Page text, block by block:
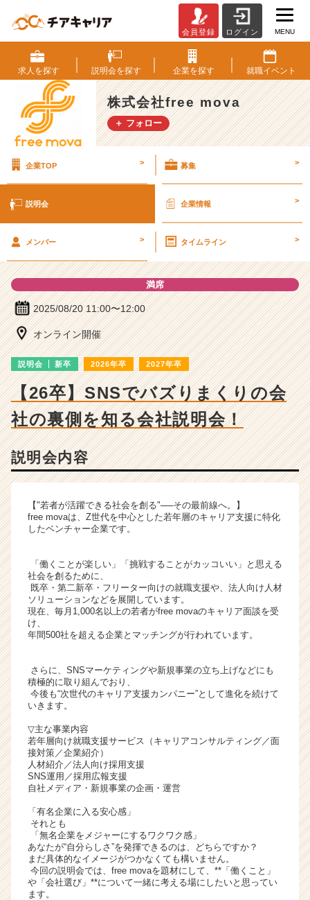
式
会
社
f
r
e
v
説
ベ
ャ
ー・
成
長
企
業
ス
ウ
ト
が
く
活
サ
ト
キ
ャ
（C
e
e
r
C
r
e
e
r）
会員登録 ログイン MENU
求人を探す 説明会を探す 企業を探す 就職イベント
株式会社free mova
＋ フォロー
企業TOP > 募集 >
説明会 企業情報 >
メンバー > タイムライン >
満席
2025/08/20 11:00〜12:00
オンライン開催
説明会 新卒 2026年卒 2027年卒
【26卒】SNSでバズりまくりの会
社の裏側を知る会社説明会！
説明会内容
【"若者が活躍できる社会を創る"──その最前線へ。】
free movaは、Z世代を中心とした若年層のキャリア支援に特化
したベンチャー企業です。
「働くことが楽しい」「挑戦することがカッコいい」と思える
社会を創るために、
既卒・第二新卒・フリーター向けの就職支援や、法人向け人材
ソリューションなどを展開しています。
現在、毎月1,000名以上の若者がfree movaのキャリア面談を受
け、
年間500社を超える企業とマッチングが行われています。
さらに、SNSマーケティングや新規事業の立ち上げなどにも
積極的に取り組んでおり、
今後も“次世代のキャリア支援カンパニー”として進化を続けて
いきます。
▽主な事業内容
若年層向け就職支援サービス（キャリアコンサルティング／面
接対策／企業紹介）
人材紹介／法人向け採用支援
SNS運用／採用広報支援
自社メディア・新規事業の企画・運営
「有名企業に入る安心感」
それとも
「無名企業をメジャーにするワクワク感」
あなたが“自分らしさ”を発揮できるのは、どちらですか？
まだ具体的なイメージがつかなくても構いません。
今回の説明会では、free movaを題材にして、**「働くこと」
や「会社選び」**について一緒に考える場にしたいと思ってい
ます。